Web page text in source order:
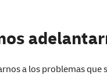
a los problemas